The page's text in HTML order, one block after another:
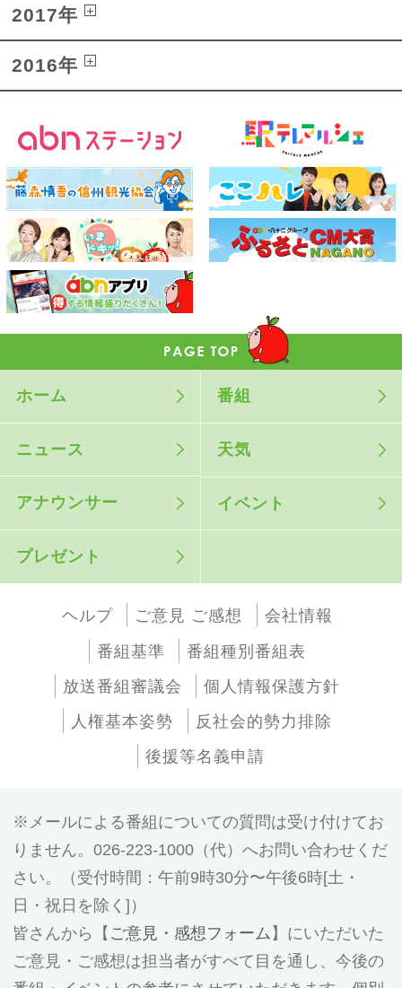
2017年
2016年
ホーム 番組
ニュース 天気
アナウンサー イベント
プレゼント
ヘルプ ご意見 ご感想
会社情報
番組基準
番組種別番組表
放送番組審議会
個人情報保護方針
人権基本姿勢
反社会的勢力排除
後援等名義申請
メールによる番組についての質問は受け付けてお
りません。026-223-1000（代）へお問い合わせくだ
さい。（受付時間：午前9時30分〜午後6時[土・
日・祝日を除く]）
皆さんから【 ご意見・感想フォーム 】にいただいた
ご意見・ご感想は担当者がすべて目を通し、今後の